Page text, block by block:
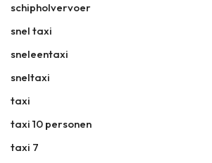
schipholvervoer
snel taxi
sneleentaxi
sneltaxi
taxi
taxi 10 personen
taxi 7